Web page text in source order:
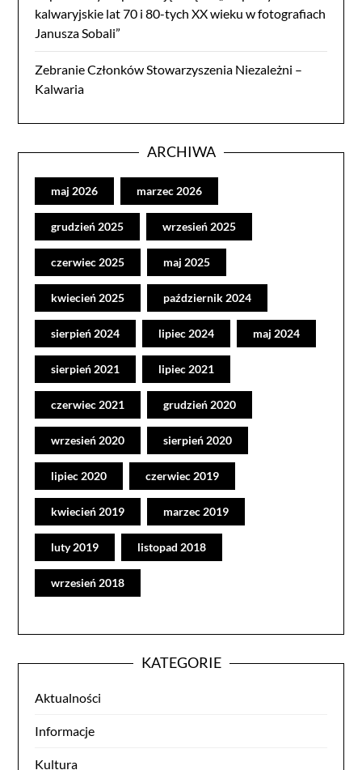
kalwaryjskie lat 70 i 80-tych XX wieku w fotografiach
Janusza Sobali”
Zebranie Członków Stowarzyszenia Niezależni –
Kalwaria
ARCHIWA
maj 2026 marzec 2026
grudzień 2025 wrzesień 2025
czerwiec 2025 maj 2025
kwiecień 2025 październik 2024
sierpień 2024 lipiec 2024 maj 2024
sierpień 2021 lipiec 2021
czerwiec 2021 grudzień 2020
wrzesień 2020 sierpień 2020
lipiec 2020 czerwiec 2019
kwiecień 2019 marzec 2019
luty 2019 listopad 2018
wrzesień 2018
KATEGORIE
Aktualności
Informacje
Kultura